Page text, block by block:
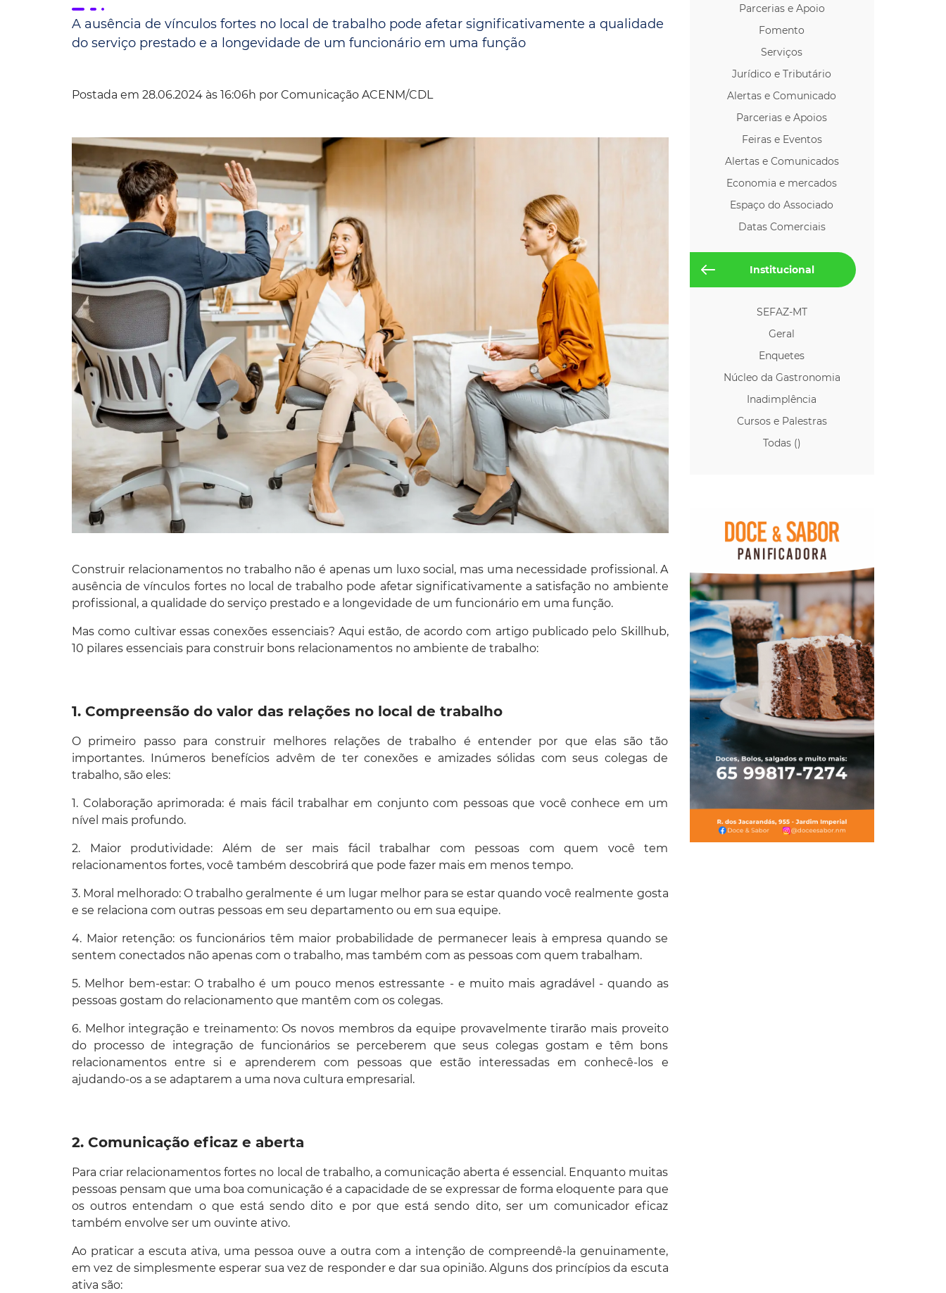
Convênio Parque das Águas
Convênio Mix da Saúde
Proteção ao Crédito
Vante CRM
A ausência de vínculos fortes no local de trabalho pode afetar significativamente a qualidade
do serviço prestado e a longevidade de um funcionário em uma função
Postada em 28.06.2024 às 16:06h por Comunicação ACENM/CDL
Construir relacionamentos no trabalho não é apenas um luxo social, mas uma necessidade profissional. A
ausência de vínculos fortes no local de trabalho pode afetar significativamente a satisfação no ambiente
profissional, a qualidade do serviço prestado e a longevidade de um funcionário em uma função.
Mas como cultivar essas conexões essenciais? Aqui estão, de acordo com artigo publicado pelo Skillhub,
10 pilares essenciais para construir bons relacionamentos no ambiente de trabalho:
1. Compreensão do valor das relações no local de trabalho
O primeiro passo para construir melhores relações de trabalho é entender por que elas são tão
importantes. Inúmeros benefícios advêm de ter conexões e amizades sólidas com seus colegas de
trabalho, são eles:
1. Colaboração aprimorada: é mais fácil trabalhar em conjunto com pessoas que você conhece em um
nível mais profundo.
2. Maior produtividade: Além de ser mais fácil trabalhar com pessoas com quem você tem
relacionamentos fortes, você também descobrirá que pode fazer mais em menos tempo.
3. Moral melhorado: O trabalho geralmente é um lugar melhor para se estar quando você realmente gosta
e se relaciona com outras pessoas em seu departamento ou em sua equipe.
4. Maior retenção: os funcionários têm maior probabilidade de permanecer leais à empresa quando se
sentem conectados não apenas com o trabalho, mas também com as pessoas com quem trabalham.
5. Melhor bem-estar: O trabalho é um pouco menos estressante - e muito mais agradável - quando as
pessoas gostam do relacionamento que mantêm com os colegas.
6. Melhor integração e treinamento: Os novos membros da equipe provavelmente tirarão mais proveito
do processo de integração de funcionários se perceberem que seus colegas gostam e têm bons
relacionamentos entre si e aprenderem com pessoas que estão interessadas em conhecê-los e
ajudando-os a se adaptarem a uma nova cultura empresarial.
2. Comunicação eficaz e aberta
Para criar relacionamentos fortes no local de trabalho, a comunicação aberta é essencial. Enquanto muitas
pessoas pensam que uma boa comunicação é a capacidade de se expressar de forma eloquente para que
os outros entendam o que está sendo dito e por que está sendo dito, ser um comunicador eficaz
também envolve ser um ouvinte ativo.
Ao praticar a escuta ativa, uma pessoa ouve a outra com a intenção de compreendê-la genuinamente,
em vez de simplesmente esperar sua vez de responder e dar sua opinião. Alguns dos princípios da escuta
ativa são:
Parcerias e Apoio
Fomento
Serviços
Jurídico e Tributário
Alertas e Comunicado
Parcerias e Apoios
Feiras e Eventos
Alertas e Comunicados
Economia e mercados
Espaço do Associado
Datas Comerciais
Institucional
SEFAZ-MT
Geral
Enquetes
Núcleo da Gastronomia
Inadimplência
Cursos e Palestras
Todas ()